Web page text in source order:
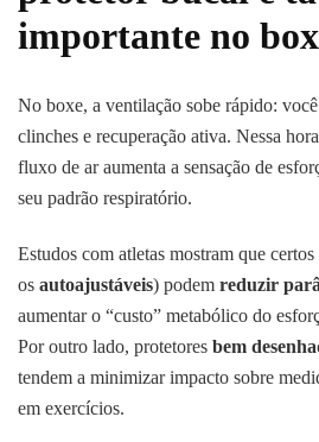
importante no
No boxe, a ventilação sobe rápido:
clinches e recuperação ativa. Nessa
fluxo de ar aumenta a sensação de
seu padrão respiratório.
Estudos com atletas mostram que
os autoajustáveis) podem reduzir
aumentar o “custo” metabólico do
Por outro lado, protetores bem
tendem a minimizar impacto sobre
em exercícios.